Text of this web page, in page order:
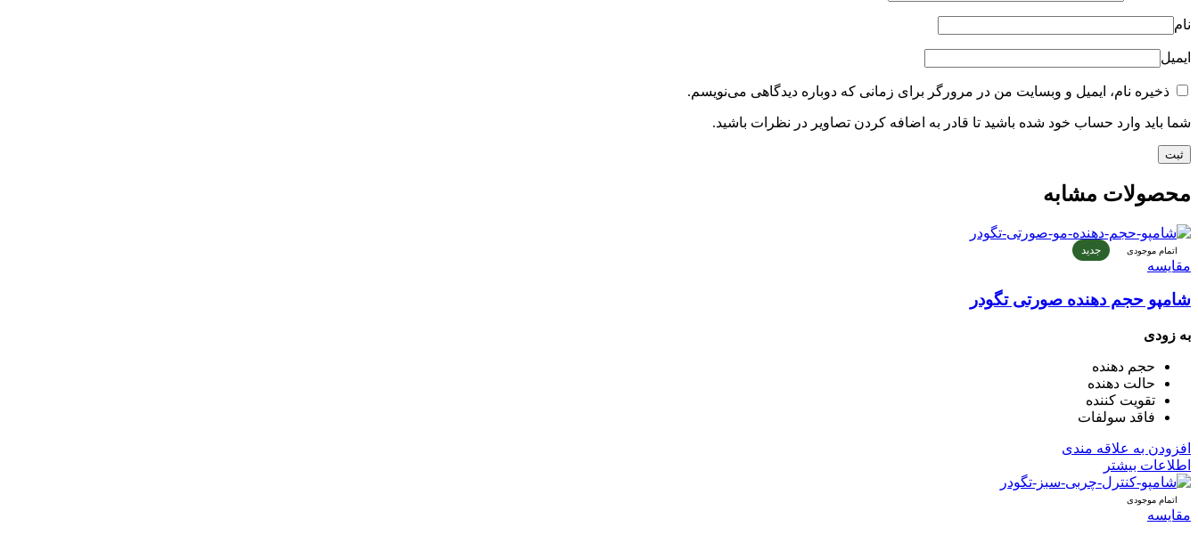
نام
ایمیل
ذخیره نام، ایمیل و وبسایت من در مرورگر برای زمانی که دوباره دیدگاهی می‌نویسم.
شما باید وارد حساب خود شده باشید تا قادر به اضافه کردن تصاویر در نظرات باشید.
محصولات مشابه
اتمام موجودی جدید
مقایسه
شامپو حجم دهنده صورتی تگودر
به زودی
حجم دهنده
حالت دهنده
تقویت کننده
فاقد سولفات
افزودن به علاقه مندی
اطلاعات بیشتر
اتمام موجودی
مقایسه